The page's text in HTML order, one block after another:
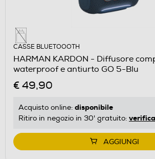
CASSE BLUETOOOTH
HARMAN KARDON - Diffusore
waterproof e antiurto GO 5-Blu
€ 49,90
Acquisto online: disponibile
Ritiro in negozio in 30' gratuito: verifica
AGGIUNGI